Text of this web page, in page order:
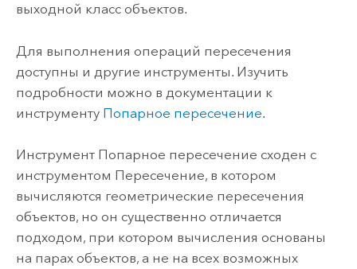
выходной класс объектов.
Для выполнения операций пересечения
доступны и другие инструменты. Изучить
подробности можно в документации к
инструменту Попарное пересечение.
Инструмент Попарное пересечение сходен с
инструментом Пересечение, в котором
вычисляются геометрические пересечения
объектов, но он существенно отличается
подходом, при котором вычисления основаны
на парах объектов, а не на всех возможных